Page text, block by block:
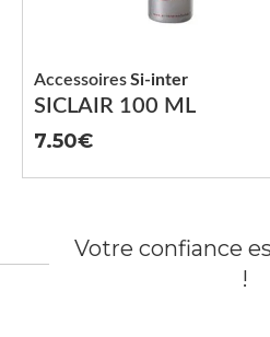
SICLAIR 100 ML
AccessoiresSi-inter
7.50
Votre confiance
!